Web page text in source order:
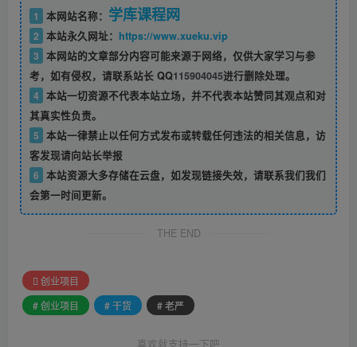
1 本网站名称： 学库课程网
2 本站永久网址： https://www.xueku.vip
3 本网站的文章部分内容可能来源于网络，仅供大家学习与参
考，如有侵权，请联系站长 QQ115904045进行删除处理。
4 本站一切资源不代表本站立场，并不代表本站赞同其观点和对
其真实性负责。
5 本站一律禁止以任何方式发布或转载任何违法的相关信息，访
客发现请向站长举报
6 本站资源大多存储在云盘，如发现链接失效，请联系我们我们
会第一时间更新。
THE END
创业项目
# 创业项目
# 干货 # 老严
喜欢就支持一下吧